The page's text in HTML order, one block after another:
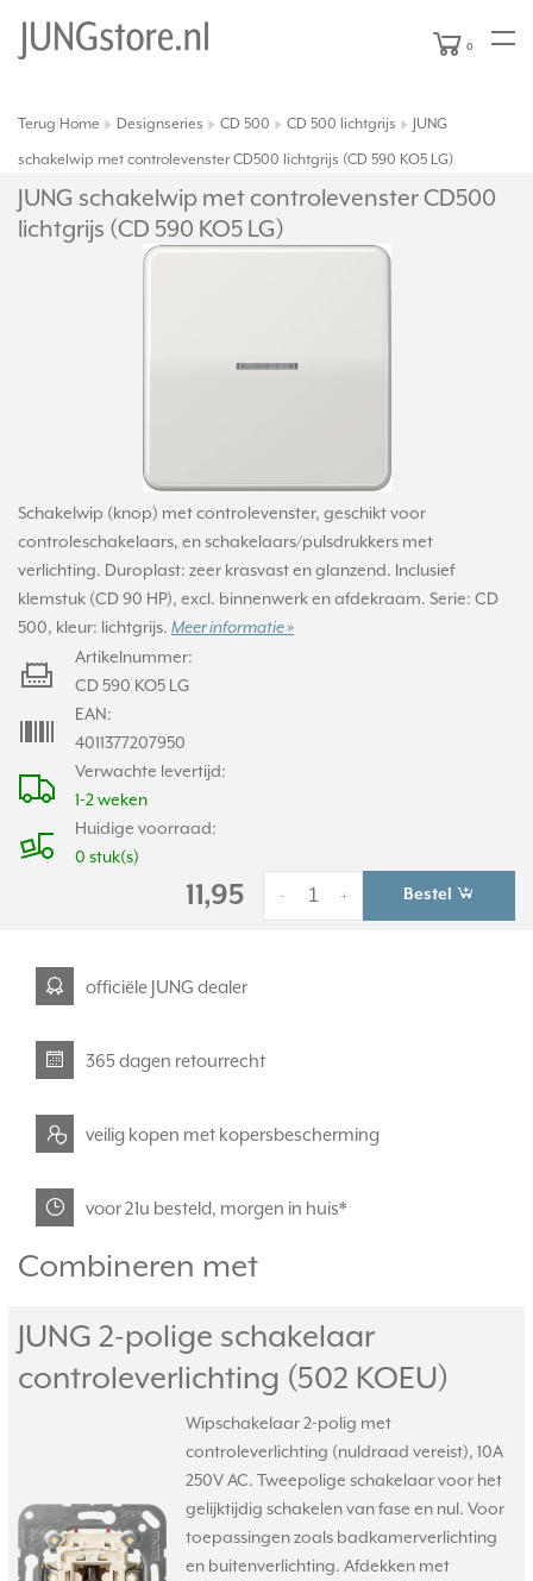
0
Terug Home Designseries CD 500 CD 500 lichtgrijs JUNG
schakelwip met controlevenster CD500 lichtgrijs (CD 590 KO5 LG)
JUNG schakelwip met controlevenster CD500
lichtgrijs (CD 590 KO5 LG)
Schakelwip (knop) met controlevenster, geschikt voor
controleschakelaars, en schakelaars/pulsdrukkers met
verlichting. Duroplast: zeer krasvast en glanzend. Inclusief
klemstuk (CD 90 HP), excl. binnenwerk en afdekraam. Serie: CD
500, kleur: lichtgrijs. Meer informatie »
Verwachte levertijd:
1-2 weken
Huidige voorraad:
0 stuk(s)
Artikelnummer:
CD 590 KO5 LG
EAN:
4011377207950
11,95 +
- Bestel
officiële JUNG dealer
365 dagen retourrecht
veilig kopen met kopersbescherming
voor 21u besteld, morgen in huis*
Combineren met
JUNG 2-polige schakelaar
controleverlichting (502 KOEU)
Wipschakelaar 2-polig met
controleverlichting (nuldraad vereist), 10A
250V AC. Tweepolige schakelaar voor het
gelijktijdig schakelen van fase en nul. Voor
toepassingen zoals badkamerverlichting
en buitenverlichting. Afdekken met